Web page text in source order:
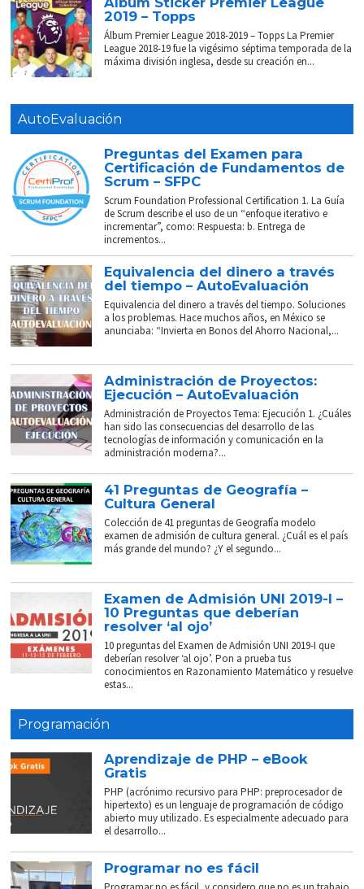
2019 – Topps
Álbum Premier League 2018-2019 – Topps La Premier
League 2018-19 fue la vigésimo séptima temporada de la
máxima división inglesa, desde su creación en...
AutoEvaluación
Preguntas del Examen para
Certificación de Fundamentos de
Scrum – SFPC
Scrum Foundation Professional Certification 1. La Guía
de Scrum describe el uso de un “enfoque iterativo e
incrementar”, como: Respuesta: b. Entrega de
incrementos...
Equivalencia del dinero a través
del tiempo – AutoEvaluación
Equivalencia del dinero a través del tiempo. Soluciones
a los problemas. Hace muchos años, en México se
anunciaba: “Invierta en Bonos del Ahorro Nacional,...
Administración de Proyectos:
Ejecución – AutoEvaluación
Administración de Proyectos Tema: Ejecución 1. ¿Cuáles
han sido las consecuencias del desarrollo de las
tecnologías de información y comunicación en la
administración moderna?...
41 Preguntas de Geografía –
Cultura General
Colección de 41 preguntas de Geografía modelo
examen de admisión de cultura general. ¿Cuál es el país
más grande del mundo? ¿Y el segundo...
Examen de Admisión UNI 2019-I –
10 Preguntas que deberían
resolver ‘al ojo’
10 preguntas del Examen de Admisión UNI 2019-I que
deberían resolver ‘al ojo’. Pon a prueba tus
conocimientos en Razonamiento Matemático y resuelve
estas...
Programación
Aprendizaje de PHP – eBook
Gratis
PHP (acrónimo recursivo para PHP: preprocesador de
hipertexto) es un lenguaje de programación de código
abierto muy utilizado. Es especialmente adecuado para
el desarrollo...
Programar no es fácil